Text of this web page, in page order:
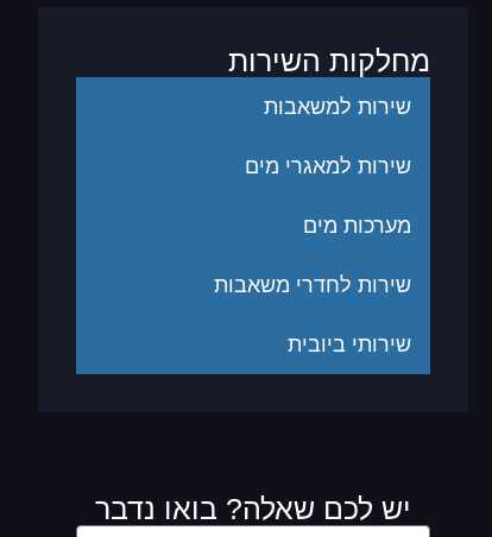
מחלקות השירות
שירות למשאבות
שירות למאגרי מים
מערכות מים
שירות לחדרי משאבות
שירותי ביובית
יש לכם שאלה? בואו נדבר